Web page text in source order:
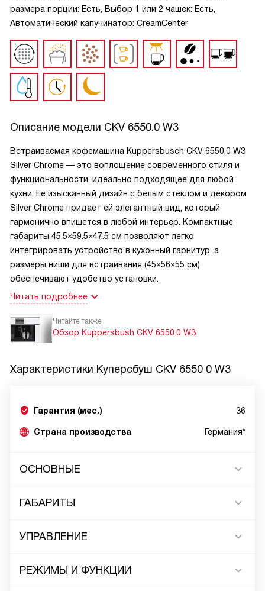
размера порции: Есть, Выбор 1 или 2 чашек: Есть,
Автоматический капучинатор: CreamCenter
Описание модели CKV 6550.0 W3
Встраиваемая кофемашина Kuppersbusch CKV 6550.0 W3
Silver Chrome — это воплощение современного стиля и
функциональности, идеально подходящее для любой
кухни. Ее изысканный дизайн с белым стеклом и декором
Silver Chrome придает ей элегантный вид, который
гармонично впишется в любой интерьер. Компактные
габариты 45.5×59.5×47.5 см позволяют легко
интегрировать устройство в кухонный гарнитур, а
размеры ниши для встраивания (45×56×55 см)
обеспечивают удобство установки.
Читать подробнее
Читайте также
Обзор Kuppersbush CKV 6550.0 W3
Характеристики Куперсбуш CKV 6550 0 W3
Гарантия (мес.) 36
Страна производства Германия*
ОСНОВНЫЕ
ГАБАРИТЫ
УПРАВЛЕНИЕ
РЕЖИМЫ И ФУНКЦИИ